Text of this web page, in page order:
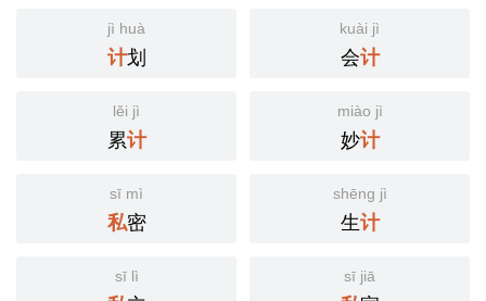
jì huà
计划
kuài jì
会计
lěi jì
累计
miào jì
妙计
sī mì
私密
shēng jì
生计
sī lì sī jiā